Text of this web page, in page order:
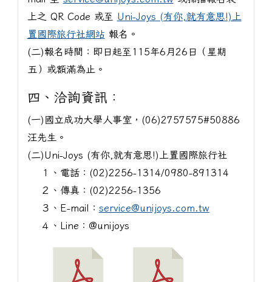
上之 QR Code 或至 Uni-Joys (有你,就有意思!)上
置國際旅行社網站 報名。
(二)報名時間：即日起至115年6月26日（星期
五）或額滿為止。
四、洽詢資訊：
(一)國立成功大學人事室，(06)2757575#50886
汪先生。
(二)Uni-Joys (有你,就有意思!)上置國際旅行社
１、電話：(02)2256-1314/0980-891314
２、傳真：(02)2256-1356
３、E-mail： service@unijoys.com.tw
４、Line：@unijoys